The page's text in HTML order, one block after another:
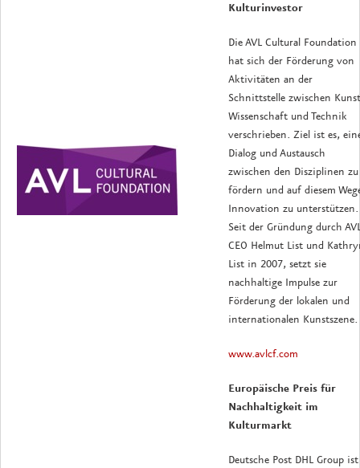
Kulturinvestor
Die AVL Cultural Foundation
hat sich der Förderung von
Aktivitäten an der
Schnittstelle zwischen
Wissenschaft und Technik
verschrieben. Ziel ist es,
Dialog und Austausch
zwischen den Disziplinen zu
fördern und auf diesem
Innovation zu unterstützen.
Seit der Gründung durch
CEO Helmut List und
List in 2007, setzt sie
nachhaltige Impulse zur
Förderung der lokalen und
internationalen Kunstszene.
www.avlcf.com
Europäische Preis für
Nachhaltigkeit im
Kulturmarkt
Deutsche Post DHL Group ist